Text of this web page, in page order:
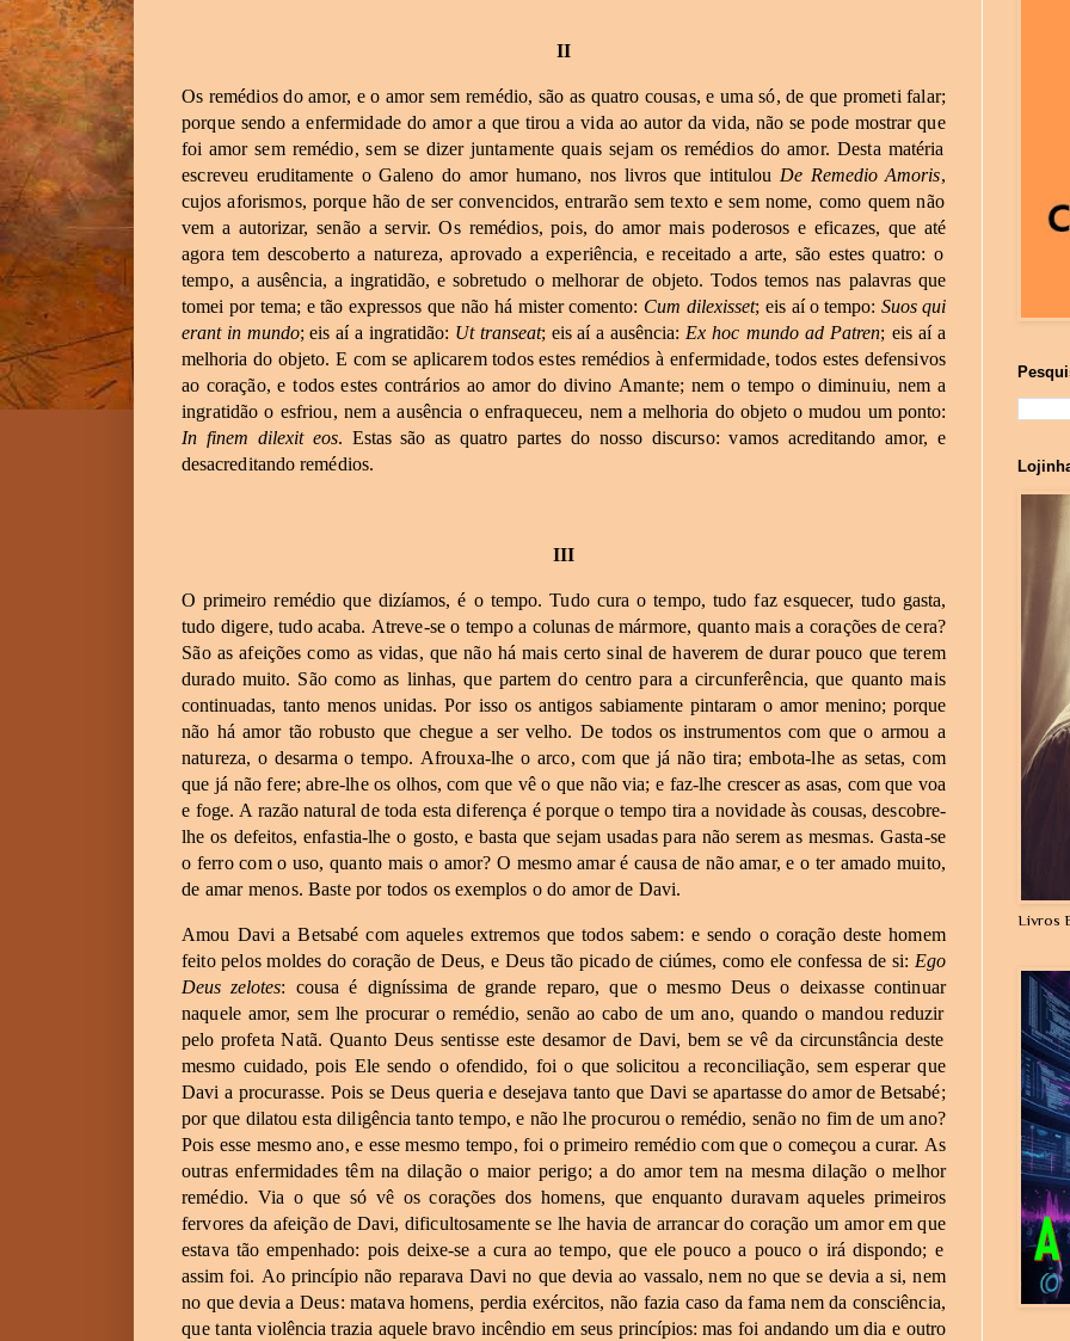
II
Os remédios do amor, e o amor sem remédio, são as quatro cousas, e uma só, de que prometi falar;
porque sendo a enfermidade do amor a que tirou a vida ao autor da vida, não se pode mostrar que
foi amor semremédio, sem se dizer juntamente quais sejam os remédios do amor. Desta matéria
escreveu eruditamente o Galeno do amor humano, nos livros que intitulou De RemedioAmoris,
cujosaforismos, porque hão deser convencidos,entrarão sem texto e sem nome, como quem não
vem a autorizar, senão a servir. Os remédios, pois, do amor maispoderosos e eficazes, que até
agora tem descoberto a natureza, aprovado a experiência, e receitado a arte, são estes quatro: o
tempo, a ausência, a ingratidão, e sobretudo o melhorar de objeto. Todos temos nas palavras que
tomei por tema; e tão expressos que não há mister comento: Cum dilexisset; eis aí o tempo: Suos qui
erant in mundo; eis aí a ingratidão: Ut transeat; eis aí a ausência: Ex hoc mundo ad Patren; eis aí a
melhoria do objeto. E com se aplicaremtodosestes remédios à enfermidade, todos estes defensivos
ao coração, e todosestes contrários ao amor do divino Amante; nem o tempo o diminuiu, nem a
ingratidão o esfriou, nem a ausência o enfraqueceu, nem a melhoria do objeto o mudou um ponto:
In finem dilexit eos. Estas são as quatro partes do nosso discurso: vamos acreditando amor, e
desacreditandoremédios.
III
O primeiroremédio que dizíamos, é o tempo.Tudo cura o tempo, tudo faz esquecer, tudogasta,
tudo digere, tudoacaba. Atreve-se o tempo a colunasde mármore, quanto mais a corações decera?
Sãoas afeições como as vidas, que não há mais certo sinal de haverem de durar pouco que terem
durado muito. São como as linhas, quepartem docentro para a circunferência, que quanto mais
continuadas, tanto menos unidas. Por isso os antigos sabiamente pintaram o amor menino; porque
não há amor tão robusto que chegue a ser velho. De todos osinstrumentos com que o armou a
natureza, o desarma o tempo. Afrouxa-lhe o arco, com que já nãotira; embota-lhe as setas,com
que já não fere; abre-lhe os olhos, com que vê o que não via; e faz-lhe crescer as asas, com que voa
e foge. A razão natural de toda esta diferença é porque o tempo tira a novidadeàs cousas, descobre-
lhe os defeitos, enfastia-lhe o gosto, e basta que sejam usadas para não serem as mesmas. Gasta-se
o ferrocom o uso,quanto mais o amor? O mesmo amar é causa de não amar, e o ter amado muito,
de amar menos. Baste por todos os exemplos o do amor de Davi.
Amou Davi a Betsabé com aqueles extremos que todos sabem: esendo o coraçãodeste homem
feito pelosmoldes do coração de Deus, e Deus tão picado de ciúmes, como ele confessa de si: Ego
Deus zelotes: cousa é digníssima de grande reparo, que o mesmo Deus o deixasse continuar
naquele amor, semlhe procurar o remédio, senão ao cabo de um ano, quando o mandou reduzir
pelo profeta Natã. Quanto Deus sentisseeste desamor de Davi, bem se vê da circunstância deste
mesmo cuidado, pois Ele sendo o ofendido, foi o que solicitou a reconciliação, semesperar que
Davi a procurasse. Pois se Deus queria e desejava tanto que Davi se apartassedo amor deBetsabé;
por que dilatouesta diligência tanto tempo, e nãolhe procurou o remédio, senãono fim de um ano?
Pois esse mesmoano, e esse mesmo tempo, foi o primeiro remédio com que o começou a curar. As
outrasenfermidades têm na dilação o maior perigo; a do amor tem na mesma dilação omelhor
remédio. Via o que só vê oscorações dos homens, que enquanto duravam aqueles primeiros
fervores da afeição de Davi, dificultosamente se lhe havia de arrancardo coração um amor em que
estava tão empenhado: pois deixe-se a cura ao tempo, queele pouco a pouco o irá dispondo; e
assim foi. Ao princípio não reparava Davi no que devia ao vassalo,nem no que se devia a si, nem
no que devia a Deus: matava homens, perdia exércitos, não fazia caso da fama nemda consciência,
que tanta violência trazia aquele bravo incêndio em seus princípios: mas foi andando um dia e outro
Livros